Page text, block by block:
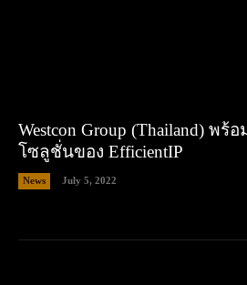
Westcon Group (Thailand) พร้
โซลูชั่นของ EfficientIP
News July 5, 2022